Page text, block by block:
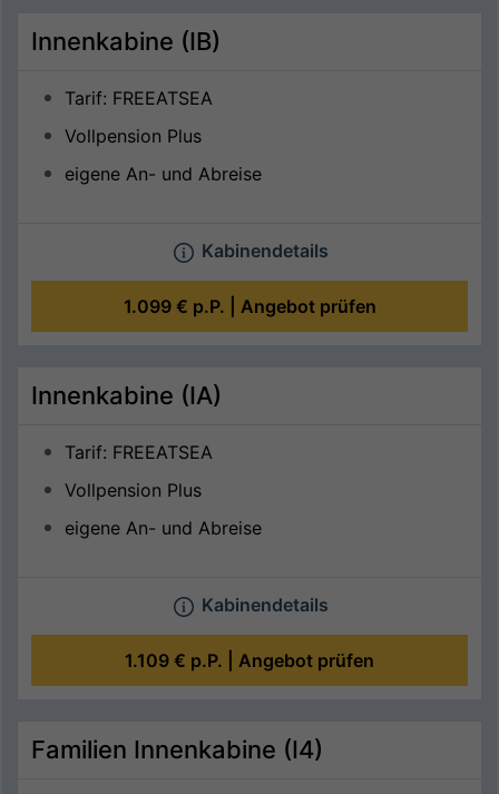
Innenkabine (IB)
Tarif: FREEATSEA
Vollpension Plus
eigene An- und Abreise
Kabinendetails
1.099 € p.P. | Angebot prüfen
Innenkabine (IA)
Tarif: FREEATSEA
Vollpension Plus
eigene An- und Abreise
Kabinendetails
1.109 € p.P. | Angebot prüfen
Familien Innenkabine (I4)